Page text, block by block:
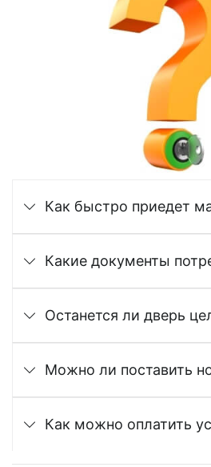
Как быстро приедет
Какие документы
Останется ли дверь
Можно ли поставить
Как можно оплатить